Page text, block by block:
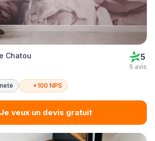
Chatou 5
5 avis
+100 NPS
Je veux un devis gratuit